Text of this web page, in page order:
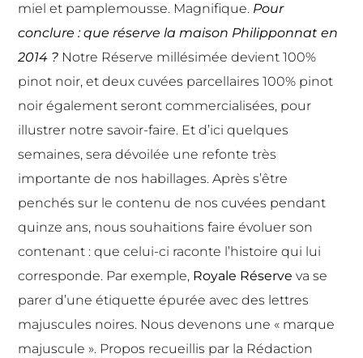
miel et pamplemousse. Magnifique. Pour
conclure : que réserve la maison Philipponnat en
2014 ? Notre Réserve millésimée devient 100%
pinot noir, et deux cuvées parcellaires 100% pinot
noir également seront commercialisées, pour
illustrer notre savoir-faire. Et d’ici quelques
semaines, sera dévoilée une refonte très
importante de nos habillages. Après s’être
penchés sur le contenu de nos cuvées pendant
quinze ans, nous souhaitions faire évoluer son
contenant : que celui-ci raconte l’histoire qui lui
corresponde. Par exemple, Royale Réserve va se
parer d’une étiquette épurée avec des lettres
majuscules noires. Nous devenons une « marque
majuscule ». Propos recueillis par la Rédaction